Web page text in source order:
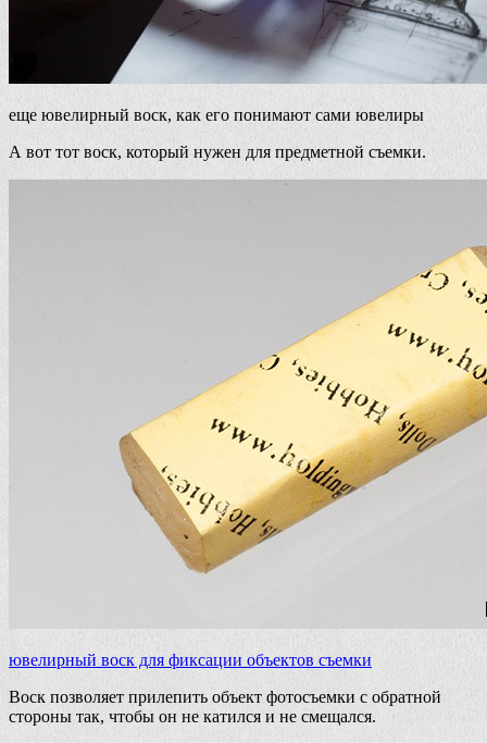
еще ювелирный воск, как его понимают сами ювелиры
А вот тот воск, который нужен для предметной съемки.
ювелирный воск для фиксации объектов съемки
Воск позволяет прилепить объект фотосъемки с обратной
стороны так, чтобы он не катился и не смещался.